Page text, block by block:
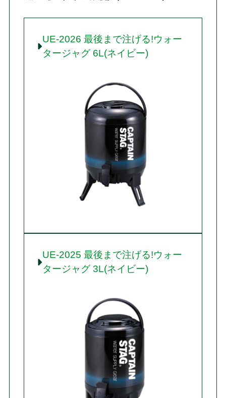
UE-2026 最後まで注げる!ウォー
タージャグ 6L(ネイビー)
UE-2025 最後まで注げる!ウォー
タージャグ 3L(ネイビー)